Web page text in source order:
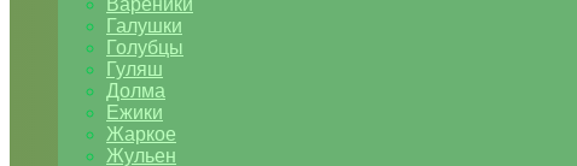
Вареники
Галушки
Голубцы
Гуляш
Долма
Ежики
Жаркое
Жульен